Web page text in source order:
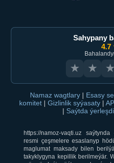
Sahypany
4.7
★ ★ ★
Namaz wagtlary | Esasy
komitet | Gizlinlik syýasaty |
| Saýtda
https://namoz-vaqti.uz
resmi çeşmelere esaslanyp
maglumat maksady bilen
takyklygyna kepillik berilmeýär.